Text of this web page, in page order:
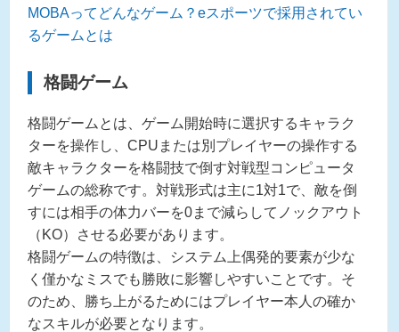
MOBAってどんなゲーム？eスポーツで採用されてい
るゲームとは
格闘ゲーム
格闘ゲームとは、ゲーム開始時に選択するキャラク
ターを操作し、CPUまたは別プレイヤーの操作する
敵キャラクターを格闘技で倒す対戦型コンピュータ
ゲームの総称です。対戦形式は主に1対1で、敵を倒
すには相手の体力バーを0まで減らしてノックアウト
（KO）させる必要があります。
格闘ゲームの特徴は、システム上偶発的要素が少な
く僅かなミスでも勝敗に影響しやすいことです。そ
のため、勝ち上がるためにはプレイヤー本人の確か
なスキルが必要となります。